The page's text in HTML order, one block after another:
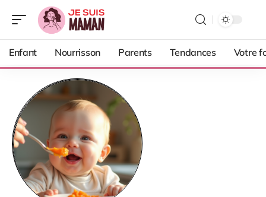
Enfant Nourrisson Parents Tendances Votre